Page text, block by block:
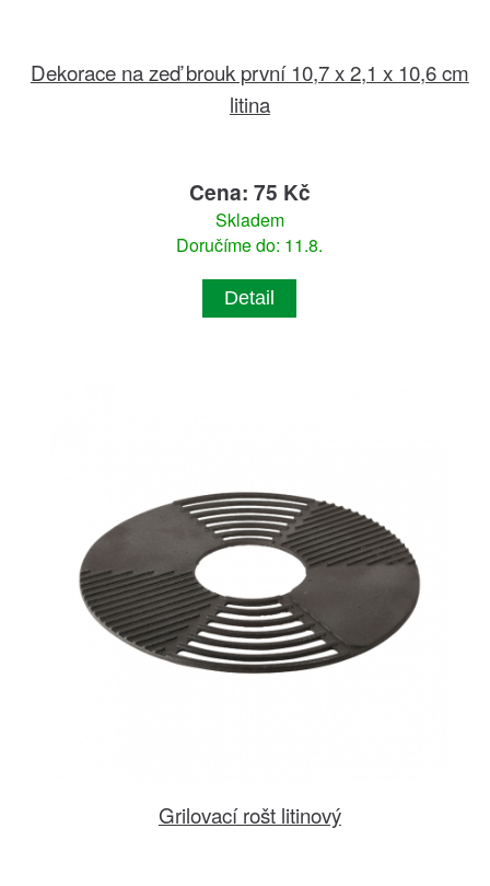
Dekorace na zeď brouk první 10,7 x 2,1 x 10,6 cm
litina
Cena: 75 Kč
Skladem
Doručíme do: 11.8.
Detail
Grilovací rošt litinový